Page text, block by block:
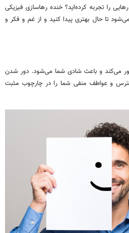
را تجربه کرده‌اید؟ خنده رهاسازی فیزیکی
تا حال بهتری پیدا کنید و از غم و فکر و
می‌کند و باعث شادی شما می‌شود. دور شدن
و عواطف منفی شما را در چارچوب مثبت